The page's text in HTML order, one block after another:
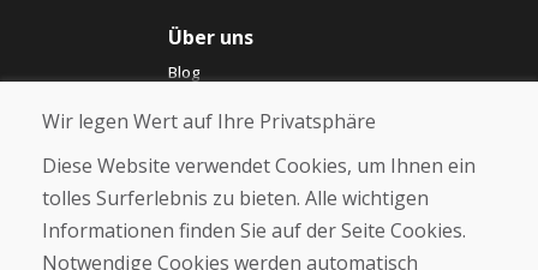
Über uns
Blog
Geschäft
Kaufen
E-Shop
Wir legen Wert auf Ihre Privatsphäre
Diese Website verwendet Cookies, um Ihnen ein
tolles Surferlebnis zu bieten. Alle wichtigen
Informationen finden Sie auf der Seite Cookies.
Notwendige Cookies werden automatisch